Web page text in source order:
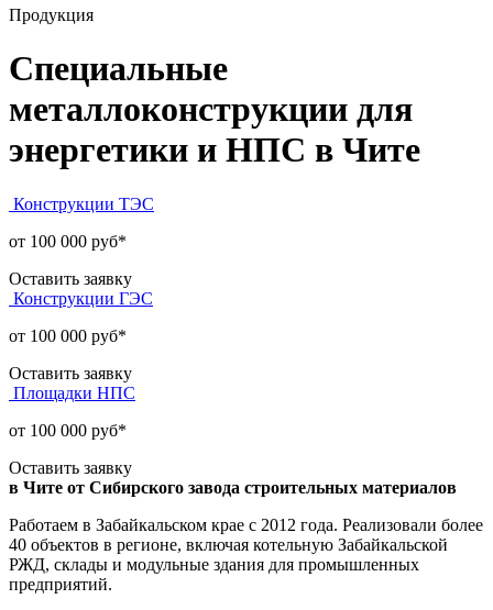
Продукция
Специальные
металлоконструкции для
энергетики и НПС в Чите
Конструкции ТЭС
от 100 000 руб*
Оставить заявку
Конструкции ГЭС
от 100 000 руб*
Оставить заявку
Площадки НПС
от 100 000 руб*
Оставить заявку
в Чите от Сибирского завода строительных материалов
Работаем в Забайкальском крае с 2012 года. Реализовали более
40 объектов в регионе, включая котельную Забайкальской
РЖД, склады и модульные здания для промышленных
предприятий.